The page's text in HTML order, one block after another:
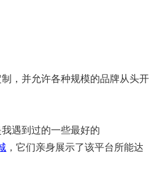
，并允许各种规模的品牌从头开
遇到过的一些最好的
，它们亲身展示了该平台所能达